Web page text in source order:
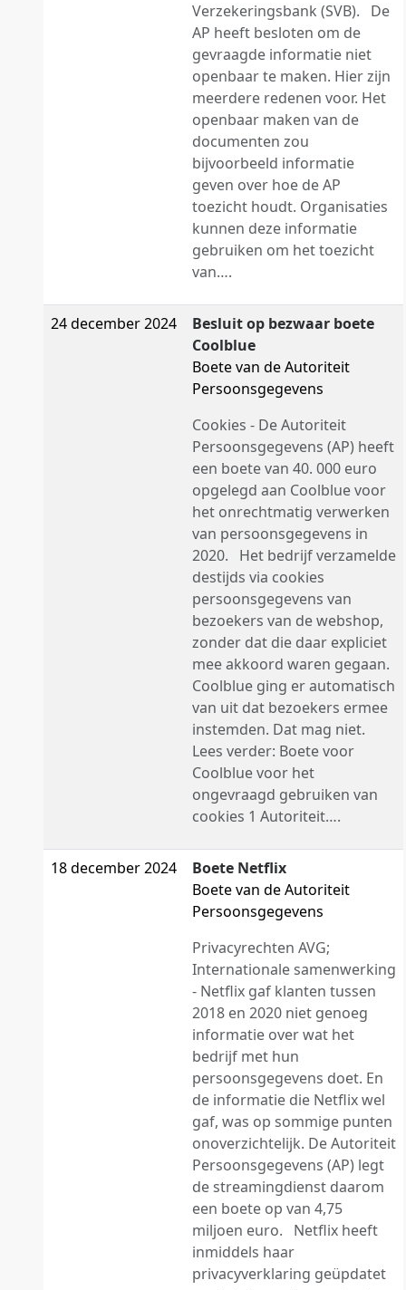
Verzekeringsbank (SVB). De
AP heeft besloten om de
gevraagde informatie niet
openbaar te maken. Hier zijn
meerdere redenen voor. Het
openbaar maken van de
documenten zou
bijvoorbeeld informatie
geven over hoe de AP
toezicht houdt. Organisaties
kunnen deze informatie
gebruiken om het toezicht
van….
24 december 2024
Besluit op bezwaar boete
Coolblue
Boete van de Autoriteit
Persoonsgegevens
Cookies - De Autoriteit
Persoonsgegevens (AP) heeft
een boete van 40. 000 euro
opgelegd aan Coolblue voor
het onrechtmatig verwerken
van persoonsgegevens in
2020. Het bedrijf verzamelde
destijds via cookies
persoonsgegevens van
bezoekers van de webshop,
zonder dat die daar expliciet
mee akkoord waren gegaan.
Coolblue ging er automatisch
van uit dat bezoekers ermee
instemden. Dat mag niet.
Lees verder: Boete voor
Coolblue voor het
ongevraagd gebruiken van
cookies 1 Autoriteit….
18 december 2024
Boete Netflix
Boete van de Autoriteit
Persoonsgegevens
Privacyrechten AVG;
Internationale samenwerking
- Netflix gaf klanten tussen
2018 en 2020 niet genoeg
informatie over wat het
bedrijf met hun
persoonsgegevens doet. En
de informatie die Netflix wel
gaf, was op sommige punten
onoverzichtelijk. De Autoriteit
Persoonsgegevens (AP) legt
de streamingdienst daarom
een boete op van 4,75
miljoen euro. Netflix heeft
inmiddels haar
privacyverklaring geüpdatet